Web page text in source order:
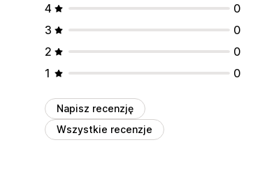
4
0
3
0
2
0
1
0
Napisz recenzję
Wszystkie recenzje